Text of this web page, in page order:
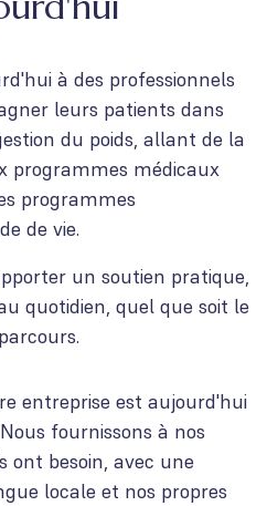
à des professionnels
leurs patients dans
du poids, allant de la
programmes médicaux
programmes
de vie.
un soutien pratique,
quotidien, quel que soit le
entreprise est aujourd'hui
fournissons à nos
ont besoin, avec une
locale et nos propres